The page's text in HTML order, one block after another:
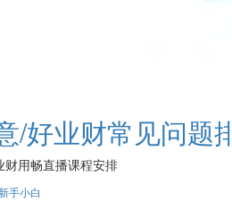
/好业财常见问题
财用畅直播课程安排
手小白